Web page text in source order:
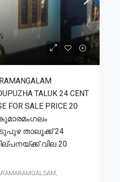
TALUK 24 CENT
FOR SALE PRICE 20
താലൂക്ക് 24
വില 20